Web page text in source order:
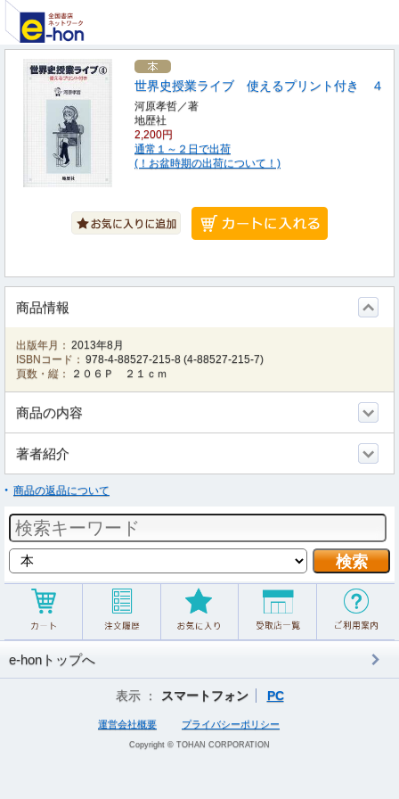
世界史授業ライブ 使えるプリント付き ４
河原孝哲／著
地歴社
2,200円
通常１～２日で出荷
(！お盆時期の出荷について！)
商品情報
出版年月： 2013年8月
ISBNコード： 978-4-88527-215-8 (4-88527-215-7)
頁数・縦：
２０６Ｐ ２１ｃｍ
商品の内容
著者紹介
商品の返品について
e-honトップへ
表示 ： スマートフォン PC
運営会社概要 プライバシーポリシー
Copyright © TOHAN CORPORATION